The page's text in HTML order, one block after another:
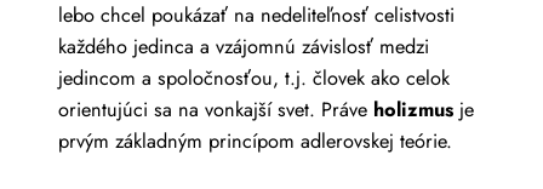
lebo chcel poukázať na nedeliteľnosť celistvosti
každého jedinca a vzájomnú závislosť medzi
jedincom a spoločnosťou, t.j. človek ako celok
orientujúci sa na vonkajší svet. Práve holizmus je
prvým základným princípom adlerovskej teórie.